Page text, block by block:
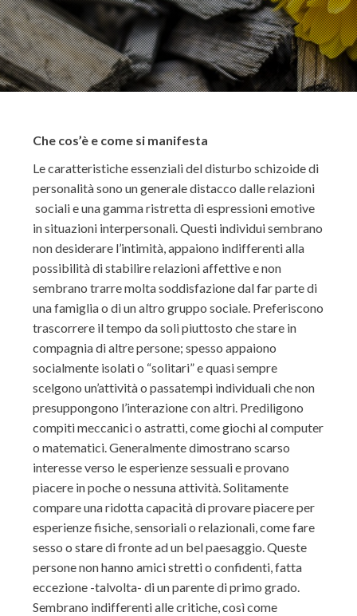
Che cos’è e come si manifesta
Le caratteristiche essenziali del disturbo schizoide di
personalità sono un generale distacco dalle relazioni
sociali e una gamma ristretta di espressioni emotive
in situazioni interpersonali. Questi individui sembrano
non desiderare l’intimità, appaiono indifferenti alla
possibilità di stabilire relazioni affettive e non
sembrano trarre molta soddisfazione dal far parte di
una famiglia o di un altro gruppo sociale. Preferiscono
trascorrere il tempo da soli piuttosto che stare in
compagnia di altre persone; spesso appaiono
socialmente isolati o “solitari” e quasi sempre
scelgono un’attività o passatempi individuali che non
presuppongono l’interazione con altri. Prediligono
compiti meccanici o astratti, come giochi al computer
o matematici. Generalmente dimostrano scarso
interesse verso le esperienze sessuali e provano
piacere in poche o nessuna attività. Solitamente
compare una ridotta capacità di provare piacere per
esperienze fisiche, sensoriali o relazionali, come fare
sesso o stare di fronte ad un bel paesaggio. Queste
persone non hanno amici stretti o confidenti, fatta
eccezione -talvolta- di un parente di primo grado.
Sembrano indifferenti alle critiche, così come